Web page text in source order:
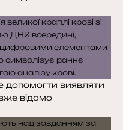
допомогти виявляти
відомо